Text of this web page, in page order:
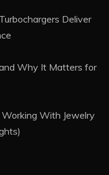
Deliver
Why It Matters for
With Jewelry